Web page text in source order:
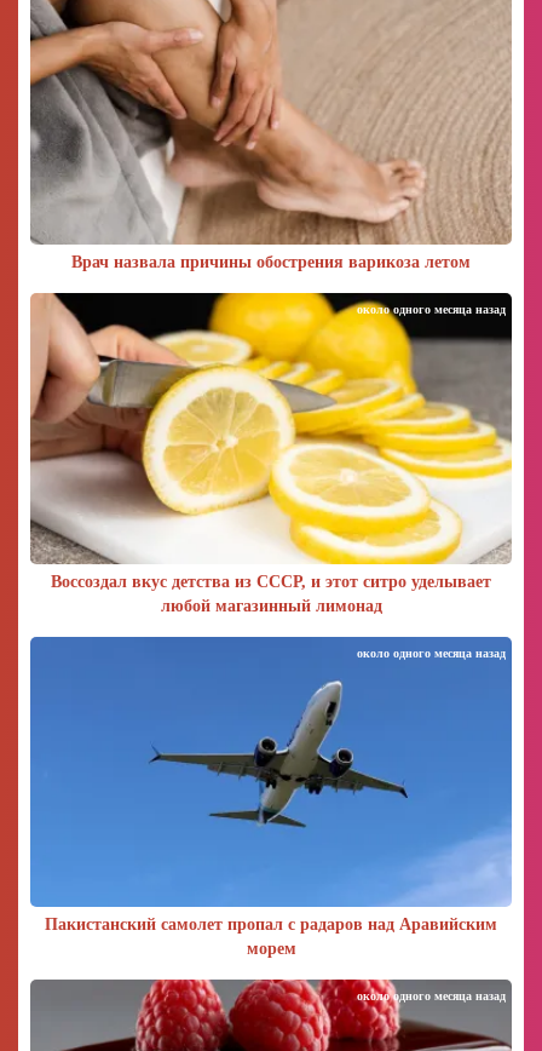
Врач назвала причины обострения варикоза летом
Воссоздал вкус детства из СССР, и этот ситро уделывает
любой магазинный лимонад
около одного месяца назад
Пакистанский самолет пропал с радаров над Аравийским
морем
около одного месяца назад
около одного месяца назад